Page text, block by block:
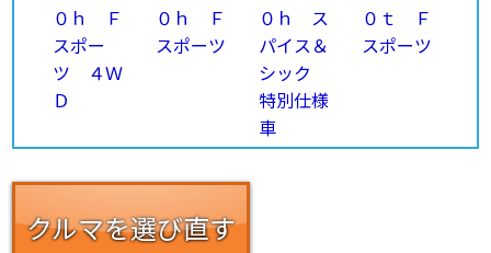
クルマを選び直す